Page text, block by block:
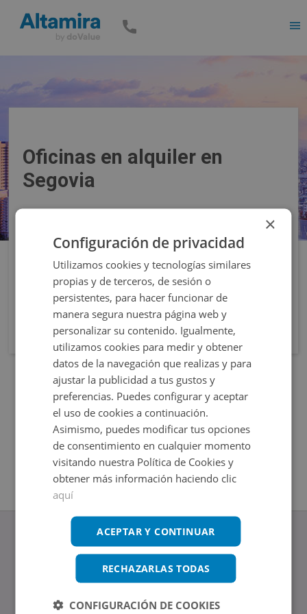
Oficinas en alquiler en
Segovia
Filtros
www.altamirainmuebles.com
Edificio Skylight
Avenida de Manoteras 14-16, 28050, Madrid
×
Configuración de privacidad
Utilizamos cookies y tecnologías similares
propias y de terceros, de sesión o
persistentes, para hacer funcionar de
manera segura nuestra página web y
personalizar su contenido. Igualmente,
utilizamos cookies para medir y obtener
datos de la navegación que realizas y para
ajustar la publicidad a tus gustos y
preferencias. Puedes configurar y aceptar
el uso de cookies a continuación.
Asimismo, puedes modificar tus opciones
de consentimiento en cualquier momento
visitando nuestra Política de Cookies y
obtener más información haciendo clic
aquí
ACEPTAR Y CONTINUAR
RECHAZARLAS TODAS
CONFIGURACIÓN DE COOKIES